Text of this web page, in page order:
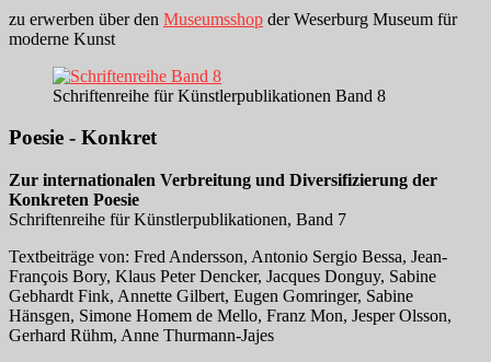
zu erwerben über den Museumsshop der Weserburg Museum für
moderne Kunst
Schriftenreihe für Künstlerpublikationen Band 8
Poesie - Konkret
Zur internationalen Verbreitung und Diversifizierung der
Konkreten Poesie
Schriftenreihe für Künstlerpublikationen, Band 7
Textbeiträge von: Fred Andersson, Antonio Sergio Bessa, Jean-
François Bory, Klaus Peter Dencker, Jacques Donguy, Sabine
Gebhardt Fink, Annette Gilbert, Eugen Gomringer, Sabine
Hänsgen, Simone Homem de Mello, Franz Mon, Jesper Olsson,
Gerhard Rühm, Anne Thurmann-Jajes